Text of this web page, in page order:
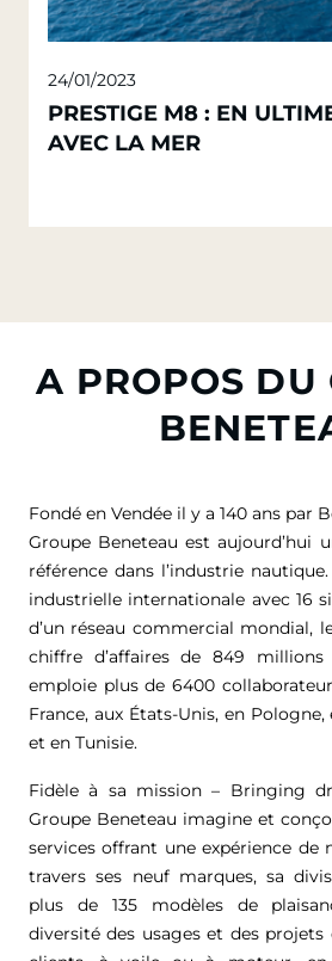
24/01/2023
PRESTIGE M8 : EN
AVEC LA MER
A PROPOS DU
Fondé en Vendée il y a 140 ans par
Groupe Beneteau est aujourd’hui
référence dans l’industrie
industrielle internationale avec 16
d’un réseau commercial mondial,
chiffre d’affaires de 849 millions
emploie plus de 6400
France, aux États-Unis, en
et en Tunisie.
Fidèle à sa mission – Bringing
Groupe Beneteau imagine et
services offrant une expérience
travers ses neuf marques, sa
plus de 135 modèles de
diversité des usages et des